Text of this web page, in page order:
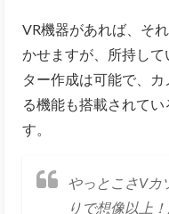
VR機器があれば、そ
かせますが、所持し
ター作成は可能で、
る機能も搭載されて
す。
やっとこさVカ
りで想像以上